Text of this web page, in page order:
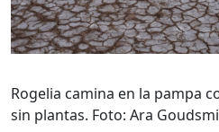
Rogelia camina en la pampa
sin plantas. Foto: Ara